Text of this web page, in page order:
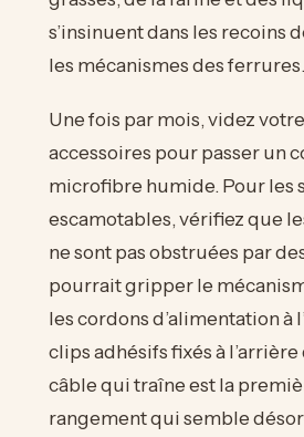
s’insinuent dans les recoins
les mécanismes des ferrures.
Une fois par mois, videz
accessoires pour passer un
microfibre humide. Pour les
escamotables, vérifiez que
ne sont pas obstruées par
pourrait gripper le
les cordons d’alimentation à
clips adhésifs fixés à l’arrière
câble qui traîne est la
rangement qui semble